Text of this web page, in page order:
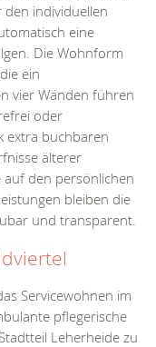
individuellen
eine
Die Wohnform
ein
vier Wänden führen
oder
extra buchbaren
älterer
den persönlichen
bleiben die
und transparent.
Servicewohnen im
pflegerische
Leherheide zu